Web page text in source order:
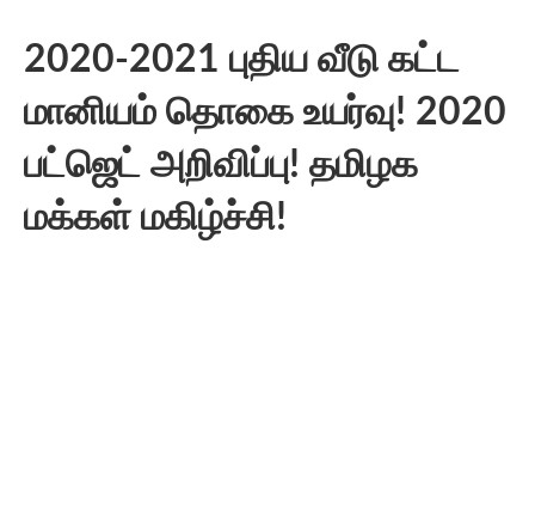
2020-2021 புதிய வீடு கட்ட
மானியம் தொகை உயர்வு! 2020
பட்ஜெட் அறிவிப்பு! தமிழக
மக்கள் மகிழ்ச்சி!